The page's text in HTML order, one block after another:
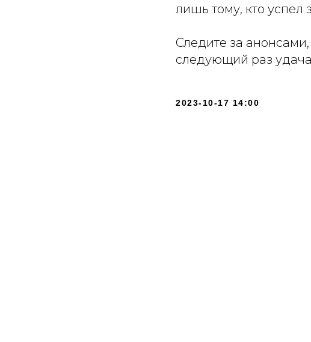
лишь тому, кто успел
Следите за
следующий раз
2023-10-17 14:00